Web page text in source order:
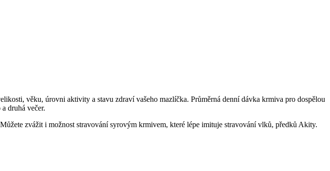
věku, úrovni aktivity a stavu zdraví vašeho mazlíčka. Průměrná denní dávka krmiva pro dospělou
druhá večer.
zvážit i možnost stravování syrovým krmivem, které lépe imituje stravování vlků, předků Akity.